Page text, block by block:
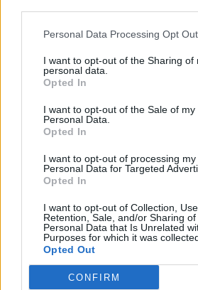
Personal Data Processing Opt
I want to opt-out of the Sharing of
personal data.
Opted In
I want to opt-out of the Sale of my
Personal Data.
Opted In
I want to opt-out of processing my
Personal Data for Targeted
Opted In
I want to opt-out of Collection, Use,
Retention, Sale, and/or Sharing of
Personal Data that Is Unrelated
Purposes for which it was
Opted Out
CONFIRM
apie du žuvusiuosius ir 28
3 metų vaiką.
Apgadinta apie dvi
priskaičiuojama nuo 10 iki 20.
Sprogimai nugriaudėjo
Antrasis automobilis sprogo
maždaug 15 minučių, kai
sprogusio jau dirbo
Parengė Jurgita Noreikienė